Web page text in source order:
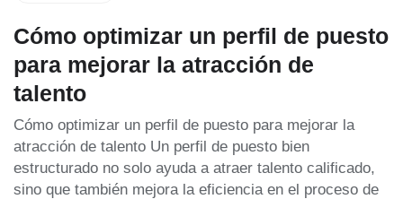
Cómo optimizar un perfil de puesto
para mejorar la atracción de
talento
Cómo optimizar un perfil de puesto para mejorar la
atracción de talento Un perfil de puesto bien
estructurado no solo ayuda a atraer talento calificado,
sino que también mejora la eficiencia en el proceso de